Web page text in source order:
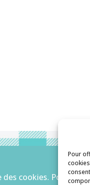
Pour
cookies. Pour